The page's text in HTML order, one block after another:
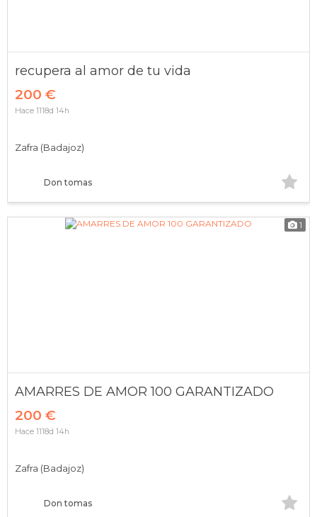
recupera al amor de tu vida
200 €
Don tomas
Zafra (Badajoz)
Hace 1118d 14h
1
AMARRES DE AMOR 100 GARANTIZADO
200 €
Don tomas
Zafra (Badajoz)
Hace 1118d 14h